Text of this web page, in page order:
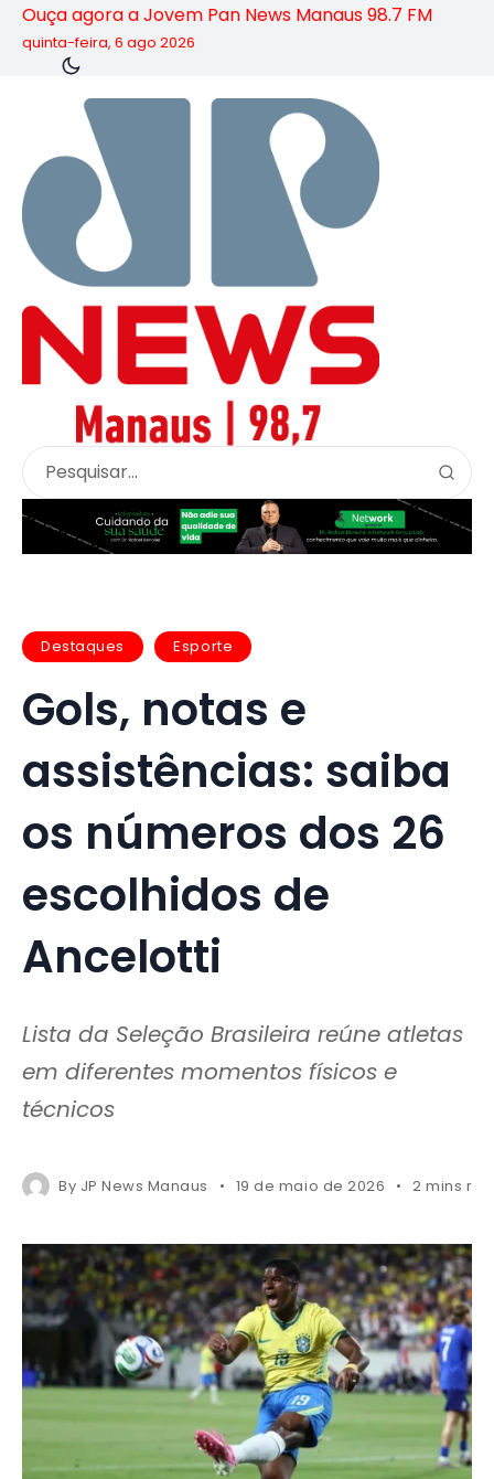
Ouça agora a Jovem Pan News Manaus 98.7 FM
quinta-feira, 6 ago 2026
Destaques Esporte
Gols, notas e
assistências: saiba
os números dos 26
escolhidos de
Ancelotti
Lista da Seleção Brasileira reúne atletas
em diferentes momentos físicos e
técnicos
By JP News Manaus 19 de maio de 2026 2 mins